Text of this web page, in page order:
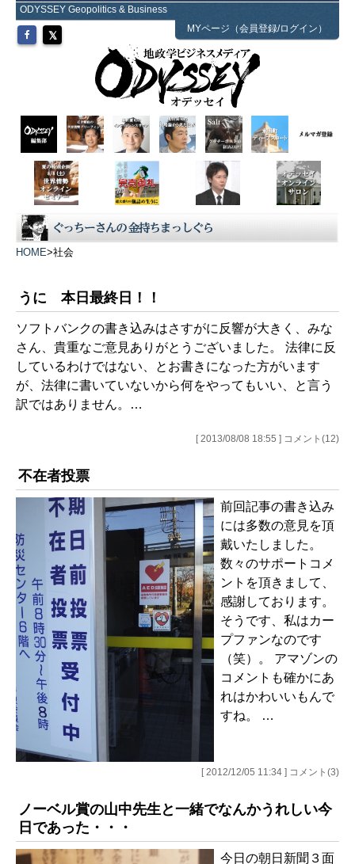
ODYSSEY Geopolitics & Business
MYページ（会員登録/ログイン）
HOME>社会
うに 本日最終日！！
ソフトバンクの書き込みはさすがに反響が大きく、みな
さん、貴重なご意見ありがとうございました。 法律に反
しているわけではない、とお書きになった方がいます
が、法律に書いていないから何をやってもいい、と言う
訳ではありません。…
[ 2013/08/08 18:55 ] コメント(12)
不在者投票
前回記事の書き込み
には多数の意見を頂
戴いたしました。
数々のサポートコメ
ントを頂きまして、
感謝しております。
そうです、私はカー
プファンなのです
（笑）。 アマゾンの
コメントも確かにあ
れはかわいいもんで
すね。 …
[ 2012/12/05 11:34 ] コメント(3)
ノーベル賞の山中先生と一緒でなんかうれしい今
日であった・・・
今日の朝日新聞３面